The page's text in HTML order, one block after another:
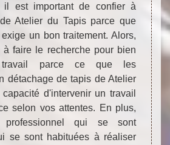
il est important de confier à
Atelier du Tapis parce que
un bon traitement. Alors,
à faire le recherche pour bien
travail parce ce que les
détachage de tapis de Atelier
d'intervenir un travail
selon vos attentes. En plus,
qui se sont
se sont habituées à réaliser